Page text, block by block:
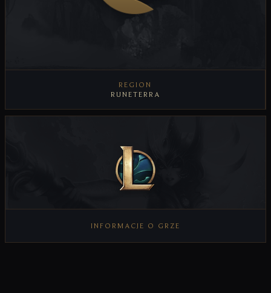
REGION
RUNETERRA
INFORMACJE O GRZE